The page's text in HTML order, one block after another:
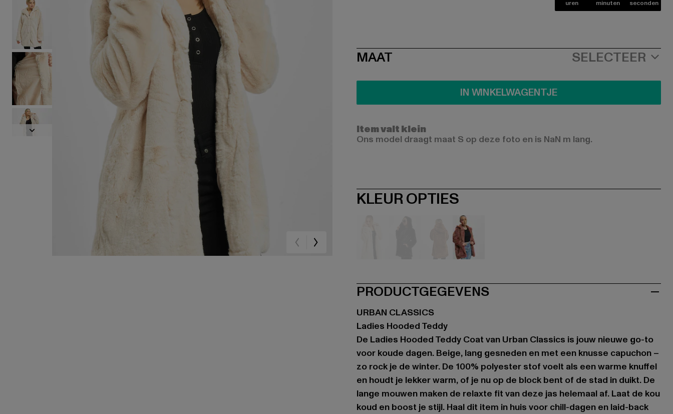
uren minuten seconden
SIZE
MAAT SELECTEER
IN WINKELWAGENTJE
Item valt klein
Ons model draagt maat S op deze foto en is NaN m lang.
KLEUR OPTIES
PRODUCTGEGEVENS
URBAN CLASSICS
Ladies Hooded Teddy
De Ladies Hooded Teddy Coat van Urban Classics is jouw nieuwe go-to
voor koude dagen. Beige, lang gesneden en met een knusse capuchon –
zo rock je de winter. De 100% polyester stof voelt als een warme knuffel
en houdt je lekker warm, of je nu op de block bent of de stad in duikt. De
lange mouwen maken de relaxte fit van deze jas helemaal af. Laat de kou
koud en boost je stijl. Haal dit item in huis voor chill-dagen en laid-back